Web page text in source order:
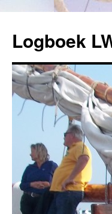
Logboek